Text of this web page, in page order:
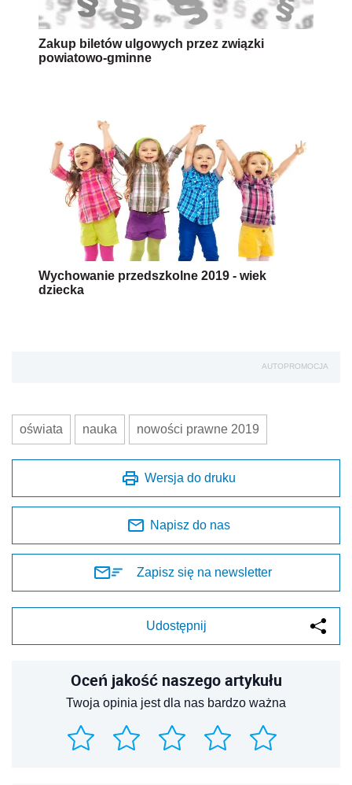
Zakup biletów ulgowych przez związki
powiatowo-gminne
Wychowanie przedszkolne 2019 - wiek
dziecka
AUTOPROMOCJA
oświata nauka nowości prawne 2019
Wersja do druku
Napisz do nas
Zapisz się na newsletter
Udostępnij
Oceń jakość naszego artykułu
Twoja opinia jest dla nas bardzo ważna